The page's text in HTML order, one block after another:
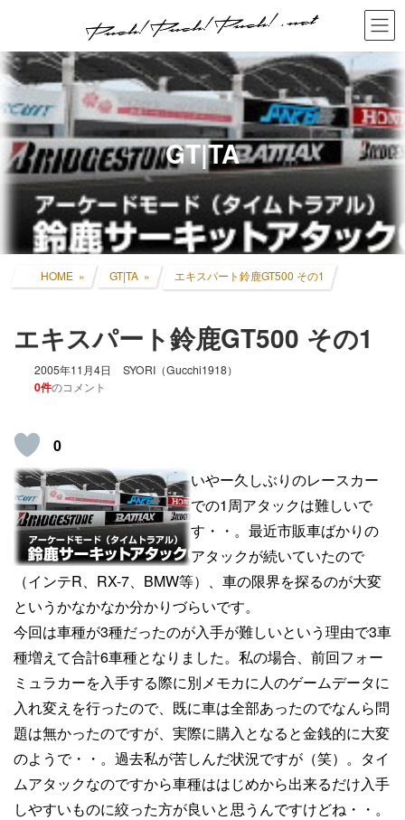
ン
ツ
へ
ス
キ
ッ
プ
ー
シ
ョ
ン
に
移
動
GT|TA
HOME GT|TA エキスパート鈴鹿GT500 その1
エキスパート鈴鹿GT500 その1
2005年11月4日 SYORI（Gucchi1918）
0件のコメント
0
いやー久しぶりのレースカー
での1周アタックは難しいで
す・・。最近市販車ばかりの
アタックが続いていたので
（インテR、RX-7、BMW等）、車の限界を探るのが大変
というかなかなか分かりづらいです。
今回は車種が3種だったのが入手が難しいという理由で3車
種増えて合計6車種となりました。私の場合、前回フォー
ミュラカーを入手する際に別メモカに人のゲームデータに
入れ変えを行ったので、既に車は全部あったのでなんら問
題は無かったのですが、実際に購入となると金銭的に大変
のようで・・。過去私が苦しんだ状況ですが（笑）。タイ
ムアタックなのですから車種ははじめから出来るだけ入手
しやすいものに絞った方が良いと思うんですけどね・・。